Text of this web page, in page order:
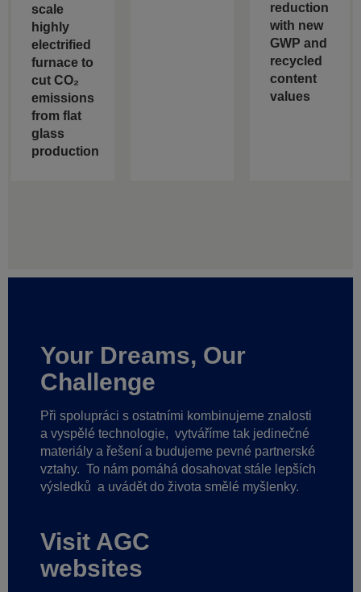
scale
highly
electrified
furnace to
cut CO₂
emissions
from flat
glass
production
reduction
with new
GWP and
recycled
content
values
Your Dreams, Our
Challenge
Při spolupráci s ostatními kombinujeme znalosti
a vyspělé technologie, vytváříme tak jedinečné
materiály a řešení a budujeme pevné partnerské
vztahy. To nám pomáhá dosahovat stále lepších
výsledků a uvádět do života smělé myšlenky.
Visit AGC
websites